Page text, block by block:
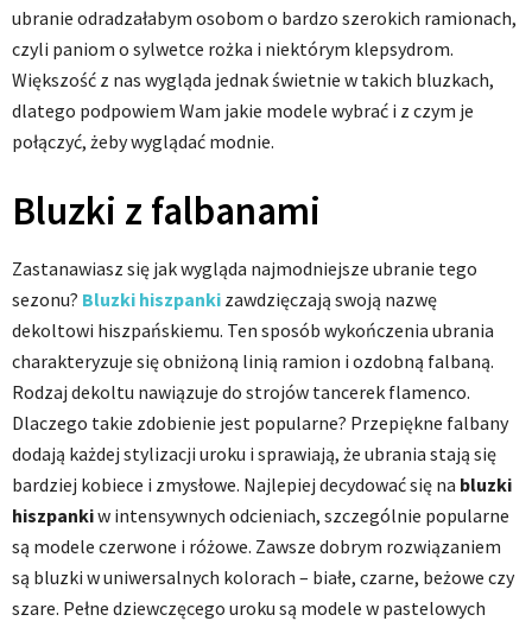
ubranie odradzałabym osobom o bardzo szerokich ramionach,
czyli paniom o sylwetce rożka i niektórym klepsydrom.
Większość z nas wygląda jednak świetnie w takich bluzkach,
dlatego podpowiem Wam jakie modele wybrać i z czym je
połączyć, żeby wyglądać modnie.
Bluzki z falbanami
Zastanawiasz się jak wygląda najmodniejsze ubranie tego
sezonu? Bluzki hiszpanki zawdzięczają swoją nazwę
dekoltowi hiszpańskiemu. Ten sposób wykończenia ubrania
charakteryzuje się obniżoną linią ramion i ozdobną falbaną.
Rodzaj dekoltu nawiązuje do strojów tancerek flamenco.
Dlaczego takie zdobienie jest popularne? Przepiękne falbany
dodają każdej stylizacji uroku i sprawiają, że ubrania stają się
bardziej kobiece i zmysłowe. Najlepiej decydować się na bluzki
hiszpankiw intensywnych odcieniach, szczególnie popularne
są modele czerwone i różowe. Zawsze dobrym rozwiązaniem
są bluzki w uniwersalnych kolorach – białe, czarne, beżowe czy
szare. Pełne dziewczęcego uroku są modele w pastelowych